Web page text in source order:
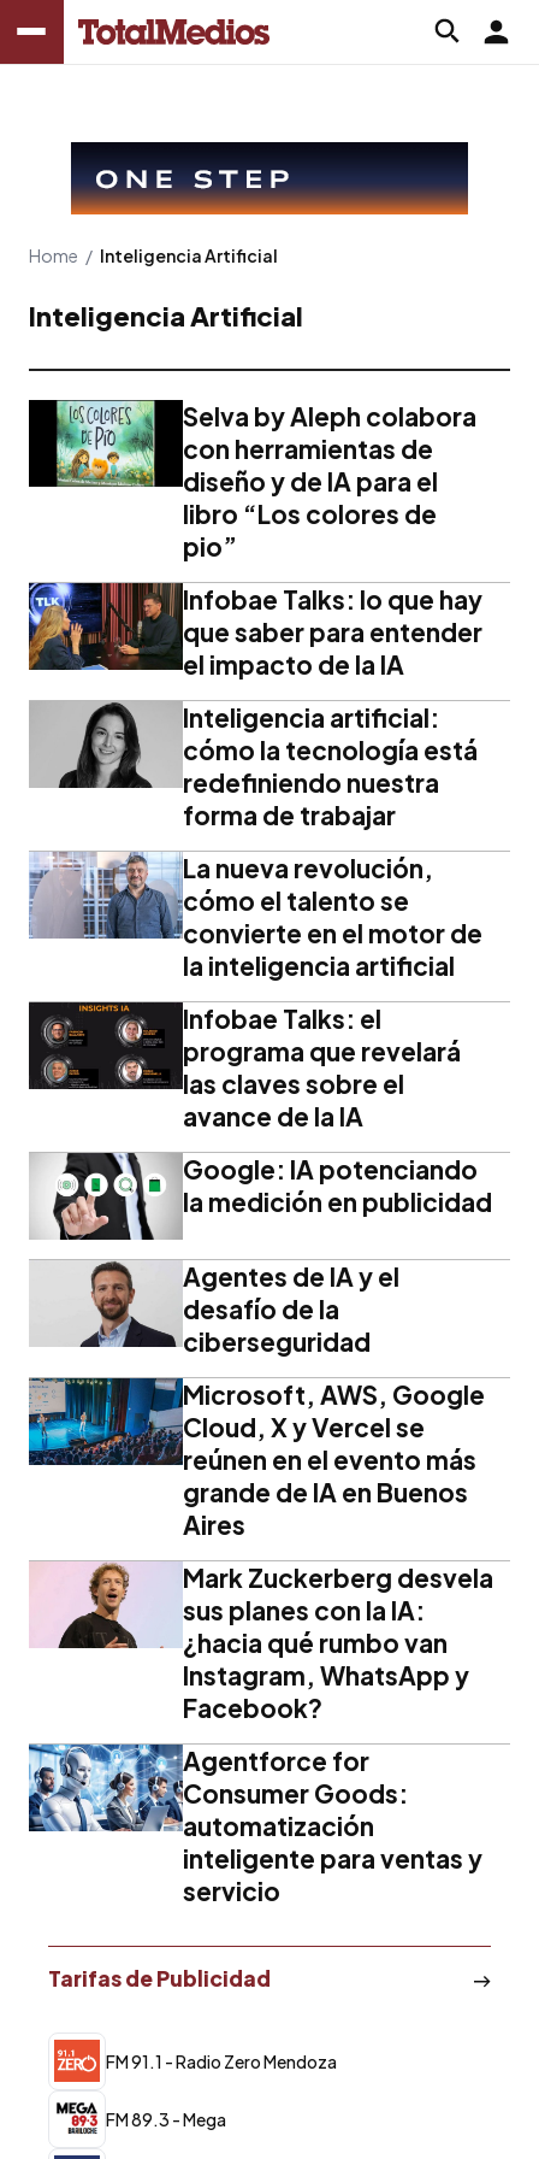
Home / Inteligencia Artificial
Inteligencia Artificial
Selva by Aleph colabora
con herramientas de
diseño y de IA para el
libro “Los colores de
pio”
Infobae Talks: lo que hay
que saber para entender
el impacto de la IA
Inteligencia artificial:
cómo la tecnología está
redefiniendo nuestra
forma de trabajar
La nueva revolución,
cómo el talento se
convierte en el motor de
la inteligencia artificial
Infobae Talks: el
programa que revelará
las claves sobre el
avance de la IA
Google: IA potenciando
la medición en publicidad
Agentes de IA y el
desafío de la
ciberseguridad
Microsoft, AWS, Google
Cloud, X y Vercel se
reúnen en el evento más
grande de IA en Buenos
Aires
Mark Zuckerberg desvela
sus planes con la IA:
¿hacia qué rumbo van
Instagram, WhatsApp y
Facebook?
Agentforce for
Consumer Goods:
automatización
inteligente para ventas y
servicio
Tarifas de Publicidad
FM 91.1 - Radio Zero Mendoza
FM 89.3 - Mega